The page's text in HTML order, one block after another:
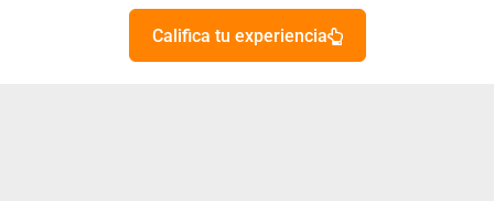
Califica tu experiencia